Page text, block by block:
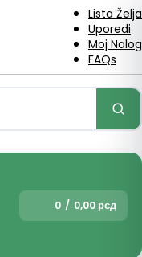
Lista Želja
Uporedi
Moj Nalog
FAQs
0 / 0,00 рсд